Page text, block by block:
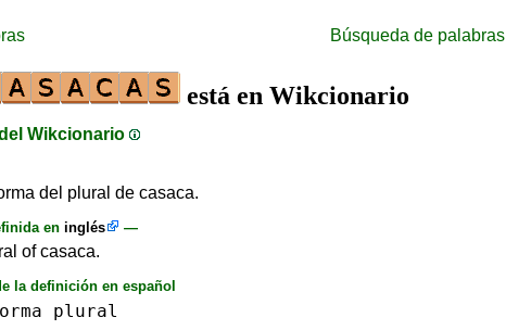
Búsqueda de palabras
está en Wikcionario
Wikcionario
del plural de casaca.
en inglés —
of casaca.
la definición en español
plural